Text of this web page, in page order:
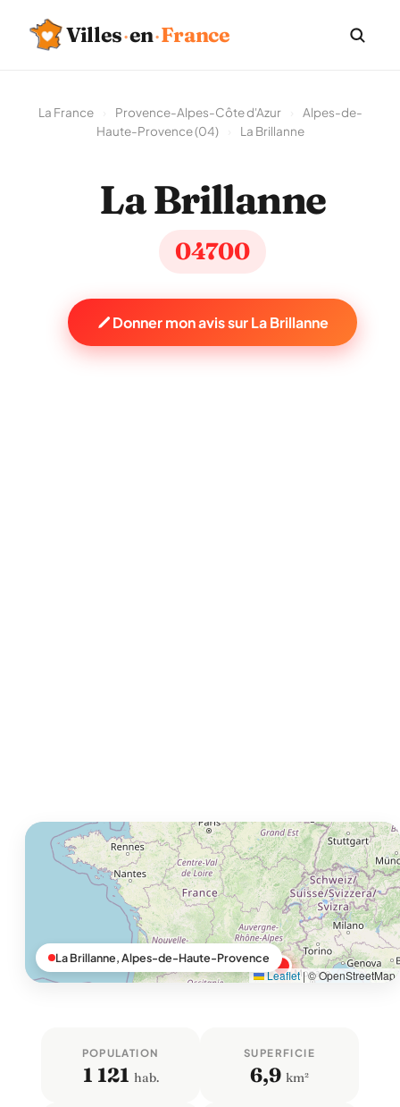
Villes·en·France
La France Provence-Alpes-Côte d'Azur
Alpes-de-
Haute-Provence (04)
La Brillanne
La Brillanne
04700
Donner mon avis sur La Brillanne
Leaflet |© OpenStreetMap
La Brillanne, Alpes-de-Haute-Provence
POPULATION
1 121 hab.
SUPERFICIE
6,9 km²